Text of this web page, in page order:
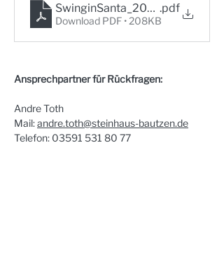
.pdf
Download PDF • 208KB
Ansprechpartner für Rückfragen:
Andre Toth
Mail:andre.toth@steinhaus-bautzen.de
Telefon: 03591 531 80 77